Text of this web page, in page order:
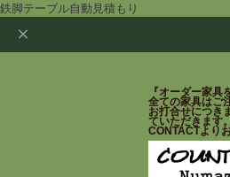
鉄脚テーブル自動見積もり
『オーダー家具
全ての家具はご
お打合せにつき
ていただきます。
CONTACTより